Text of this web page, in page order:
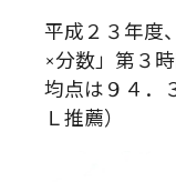
平成２３年度
×分数」第３
均点は９４．
Ｌ推薦）